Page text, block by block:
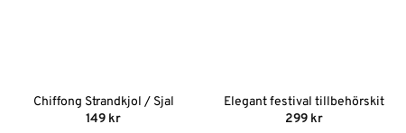
Chiffong Strandkjol / Sjal
149 kr
Elegant festival tillbehörskit
299 kr